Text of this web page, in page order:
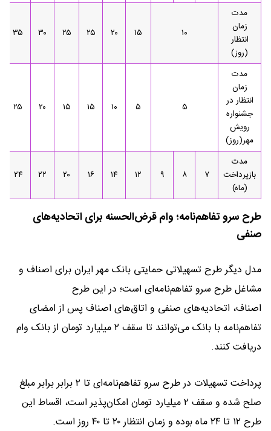
مدت
زمان
انتظار
(روز)
۱۰ ۱۵ ۲۰ ۲۵ ۲۵ ۳۰ ۳۵
مدت
زمان
انتظار در
جشنواره
رویش
مهر(روز)
۵ ۵ ۱۰ ۱۵ ۱۵ ۲۰ ۲۵
مدت
بازپرداخت
(ماه)
۷ ۸ ۹ ۱۲ ۱۴ ۱۶ ۲۰ ۲۲ ۲۴
طرح سرو تفاهم‌نامه؛ وام قرض‌الحسنه برای اتحادیه‌های
صنفی
مدل دیگر طرح تسهیلاتی حمایتی بانک مهر ایران برای اصناف و
مشاغل طرح سرو تفاهم‌نامه‌ای است؛ در این طرح
اصناف، اتحادیه‌های صنفی و اتاق‌های اصناف پس از امضای
تفاهم‌نامه با بانک می‌توانند تا سقف ۲ میلیارد تومان از بانک وام
دریافت کنند.
پرداخت تسهیلات در طرح سرو تفاهم‌نامه‌ای تا ۲ برابر برابر مبلغ
صلح شده و سقف ۲ میلیارد تومان امکان‌پذیر است، اقساط این
طرح ۱۲ تا ۲۴ ماه بوده و زمان انتظار ۲۰ تا ۴۰ روز است.